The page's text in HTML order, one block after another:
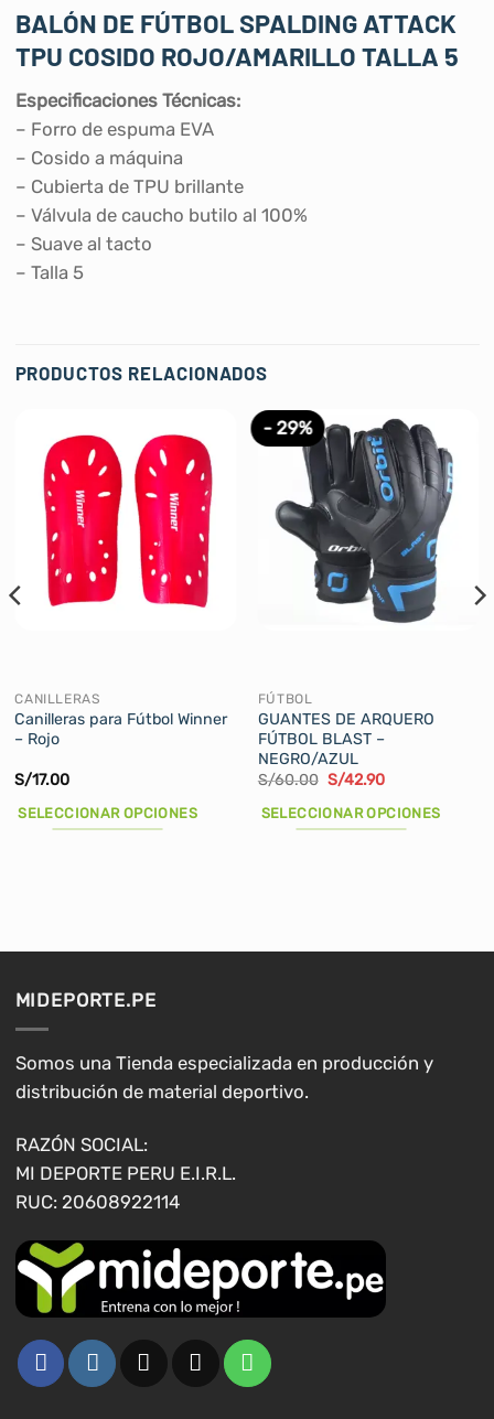
BALÓN DE FÚTBOL SPALDING ATTACK
TPU COSIDO ROJO/AMARILLO TALLA 5
Especificaciones Técnicas:
– Forro de espuma EVA
– Cosido a máquina
– Cubierta de TPU brillante
– Válvula de caucho butilo al 100%
– Suave al tacto
– Talla 5
PRODUCTOS RELACIONADOS
CANILLERAS
Canilleras para Fútbol Winner
– Rojo
S/17.00
SELECCIONAR OPCIONES
se
pueden
elegir
en
página
de
producto
- 29%
FÚTBOL
GUANTES DE ARQUERO
FÚTBOL BLAST –
NEGRO/AZUL
S/60.00 El
original
era:
S/42.90El
actual
es:
SELECCIONAR OPCIONES
elegir
en
MIDEPORTE.PE
Somos una Tienda especializada en producción y
distribución de material deportivo.
RAZÓN SOCIAL:
MI DEPORTE PERU E.I.R.L.
RUC: 20608922114